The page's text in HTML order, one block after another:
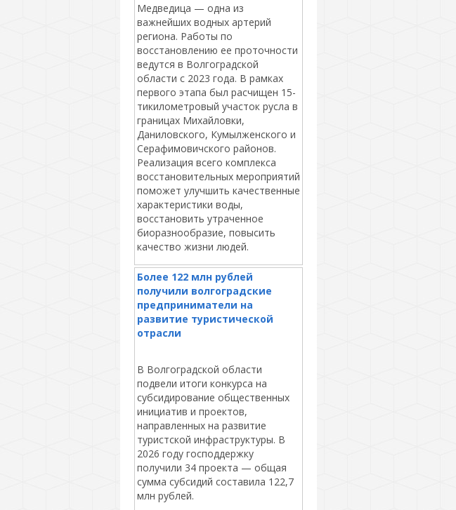
Медведица — одна из
важнейших водных артерий
региона. Работы по
восстановлению ее проточности
ведутся в Волгоградской
области с 2023 года. В рамках
первого этапа был расчищен 15-
тикилометровый участок русла в
границах Михайловки,
Даниловского, Кумылженского и
Серафимовичского районов.
Реализация всего комплекса
восстановительных мероприятий
поможет улучшить качественные
характеристики воды,
восстановить утраченное
биоразнообразие, повысить
качество жизни людей.
Более 122 млн рублей
получили волгоградские
предприниматели на
развитие туристической
отрасли
В Волгоградской области
подвели итоги конкурса на
субсидирование общественных
инициатив и проектов,
направленных на развитие
туристской инфраструктуры. В
2026 году господдержку
получили 34 проекта — общая
сумма субсидий составила 122,7
млн рублей.